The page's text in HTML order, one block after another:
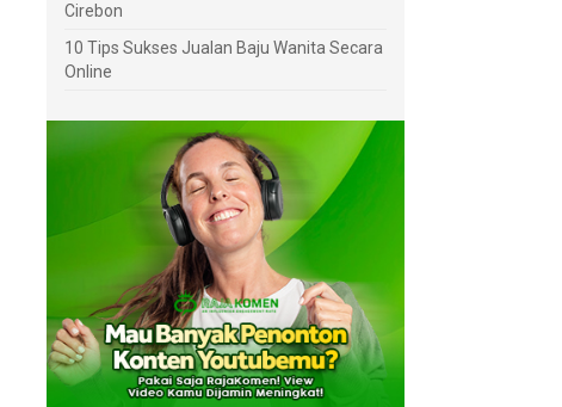
Cirebon
10 Tips Sukses Jualan Baju Wanita Secara
Online